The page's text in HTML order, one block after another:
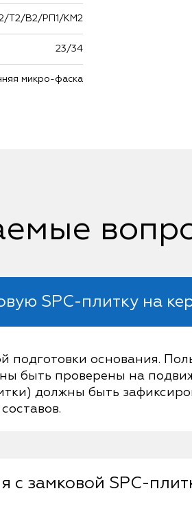
Т2/В2/РП1/КМ2
23/34
микро-фаска
SPC-плитку на
подготовки основания.
быть проверены на
должны быть
с замковой SPC-